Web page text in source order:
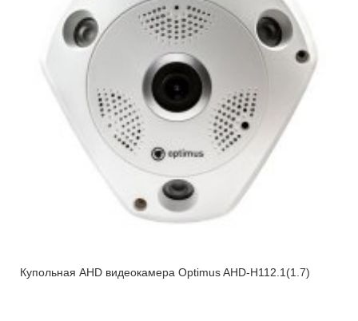
Купольная AHD видеокамера Optimus AHD-H112.1(1.7)